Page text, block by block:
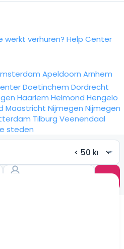
werkt verhuren? Help Center
Apeldoorn Arnhem
Doetinchem Dordrecht
Haarlem Helmond Hengelo
Maastricht Nijmegen Nijmegen
Tilburg Veenendaal
steden